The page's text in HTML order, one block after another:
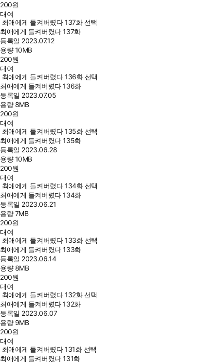
200원
대여
최애에게 들켜버렸다 137화 선택
최애에게 들켜버렸다 137화
등록일 2023.07.12
용량10MB
200원
대여
최애에게 들켜버렸다 136화 선택
최애에게 들켜버렸다 136화
등록일 2023.07.05
용량 8MB
200원
대여
최애에게 들켜버렸다 135화 선택
최애에게 들켜버렸다 135화
등록일 2023.06.28
용량10MB
200원
대여
최애에게 들켜버렸다 134화 선택
최애에게 들켜버렸다 134화
등록일 2023.06.21
용량7MB
200원
대여
최애에게 들켜버렸다 133화 선택
최애에게 들켜버렸다 133화
등록일 2023.06.14
용량 8MB
200원
대여
최애에게 들켜버렸다 132화 선택
최애에게 들켜버렸다 132화
등록일 2023.06.07
용량 9MB
200원
대여
최애에게 들켜버렸다 131화 선택
최애에게 들켜버렸다 131화